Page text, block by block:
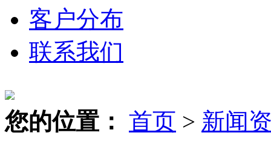
客户分布
联系我们
您的位置： 首页 > 新闻